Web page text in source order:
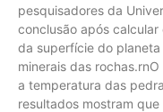
pesquisadores da
conclusão após
da superfície do
minerais das
a temperatura das
resultados mostram